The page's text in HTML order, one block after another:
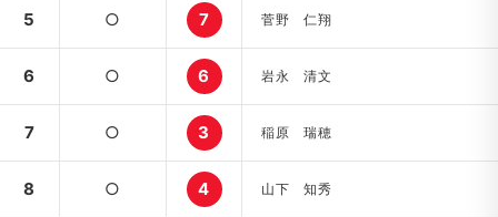
5 ○ 7 菅野 仁翔
6 ○ 6 岩永 清文
7 ○ 3 稲原 瑞穂
8 ○ 4 山下 知秀